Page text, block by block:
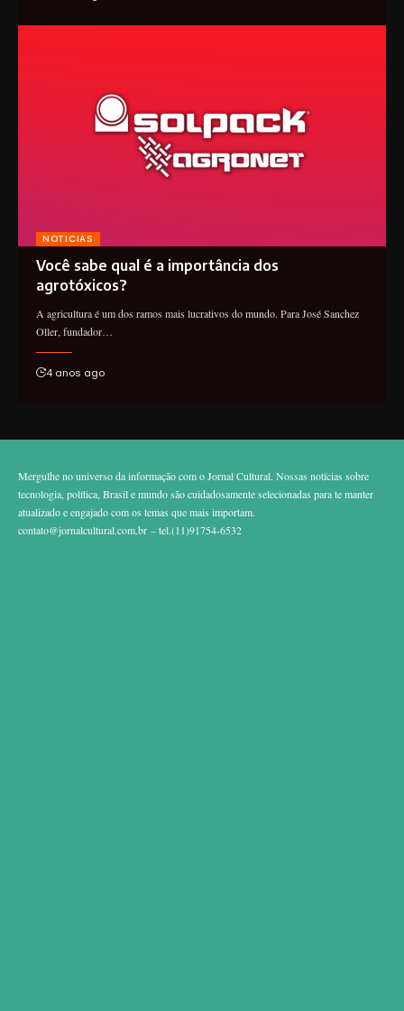
NOTICIAS
Você sabe qual é a importância dos
agrotóxicos?
A agricultura é um dos ramos mais lucrativos do mundo. Para José Sanchez
Oller, fundador…
4 anos ago
Mergulhe no universo da informação com o Jornal Cultural. Nossas notícias sobre
tecnologia, política, Brasil e mundo são cuidadosamente selecionadas para te manter
atualizado e engajado com os temas que mais importam.
contato@jornalcultural.com.br – tel.(11)91754-6532